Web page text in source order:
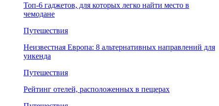
Топ-6 гаджетов, для которых легко найти место в
чемодане
Путешествия
Неизвестная Европа: 8 альтернативных направлений для
уикенда
Путешествия
Рейтинг отелей, расположенных в пещерах